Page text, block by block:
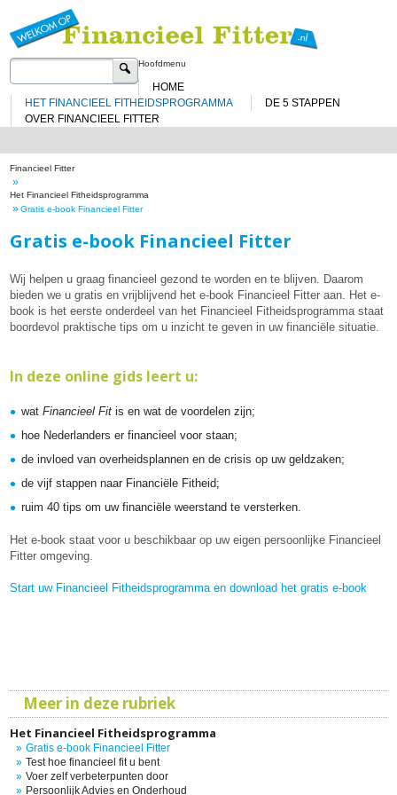
Zoeken
naar:
Hoofdmenu
HOME
HET FINANCIEEL FITHEIDSPROGRAMMA
DE 5 STAPPEN
OVER FINANCIEEL FITTER
Financieel Fitter
»
Het Financieel Fitheidsprogramma
» Gratis e-book Financieel Fitter
Gratis e-book Financieel Fitter
Wij helpen u graag financieel gezond te worden en te blijven. Daarom
bieden we u gratis en vrijblijvend het e-book Financieel Fitter aan. Het e-
book is het eerste onderdeel van het Financieel Fitheidsprogramma staat
boordevol praktische tips om u inzicht te geven in uw financiële situatie.
In deze online gids leert u:
watFinancieel Fit is en wat de voordelen zijn;
hoe Nederlanders er financieel voor staan;
de invloed van overheidsplannen en de crisis op uw geldzaken;
devijf stappen naar Financiële Fitheid;
ruim 40 tips om uw financiële weerstand te versterken.
Het e-book staat voor u beschikbaar op uw eigen persoonlijke Financieel
Fitter omgeving.
Start uw Financieel Fitheidsprogramma en download het gratis e-book
Meer in deze rubriek
Het Financieel Fitheidsprogramma
Gratis e-book Financieel Fitter
Test hoe financieel fit u bent
Voer zelf verbeterpunten door
Persoonlijk Advies en Onderhoud